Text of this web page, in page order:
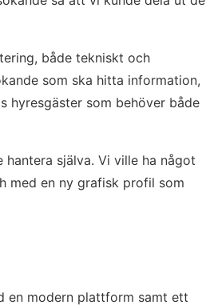
både tekniskt och
som ska hitta information,
hyresgäster som behöver både
själva. Vi ville ha något
med en ny grafisk profil som
en modern plattform samt ett